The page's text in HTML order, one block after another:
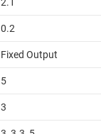
0.2
Fixed Output
5
3